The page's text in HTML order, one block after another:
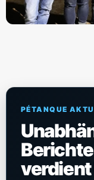
PÉTANQUE